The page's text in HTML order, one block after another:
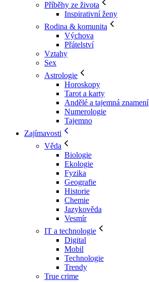
Příběhy ze života
Inspirativní ženy
Rodina & komunita
Výchova
Přátelství
Vztahy
Sex
Astrologie
Horoskopy
Tarot a karty
Andělé a tajemná znamení
Numerologie
Tajemno
Zajímavosti
Věda
Biologie
Ekologie
Fyzika
Geografie
Historie
Chemie
Jazykověda
Vesmír
IT a technologie
Digital
Mobil
Technologie
Trendy
True crime